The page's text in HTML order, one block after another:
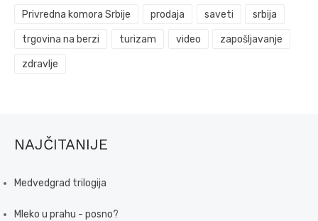
Privredna komora Srbije prodaja saveti srbija
trgovina na berzi turizam video zapošljavanje
zdravlje
NAJČITANIJE
Medvedgrad trilogija
Mleko u prahu - posno?